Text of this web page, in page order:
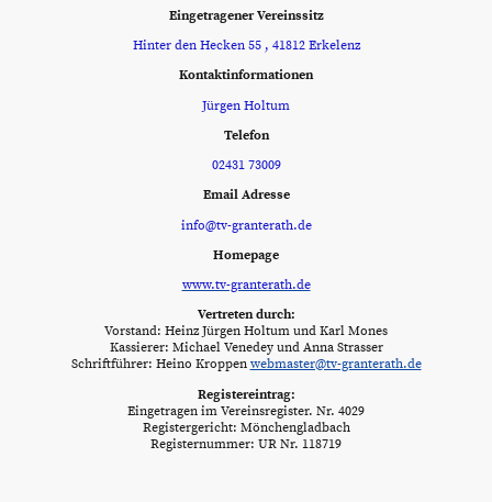
Eingetragener Vereinssitz
Hinter den Hecken 55 , 41812 Erkelenz
Kontaktinformationen
Jürgen Holtum
Telefon
02431 73009
Email Adresse
info@tv-granterath.de
Homepage
www.tv-granterath.de
Vertreten durch:
Vorstand: Heinz Jürgen Holtum und Karl Mones
Kassierer: Michael Venedey und Anna Strasser
Schriftführer: Heino Kroppen webmaster@tv-granterath.de
Registereintrag:
Eingetragen im Vereinsregister. Nr. 4029
Registergericht: Mönchengladbach
Registernummer: UR Nr. 118719